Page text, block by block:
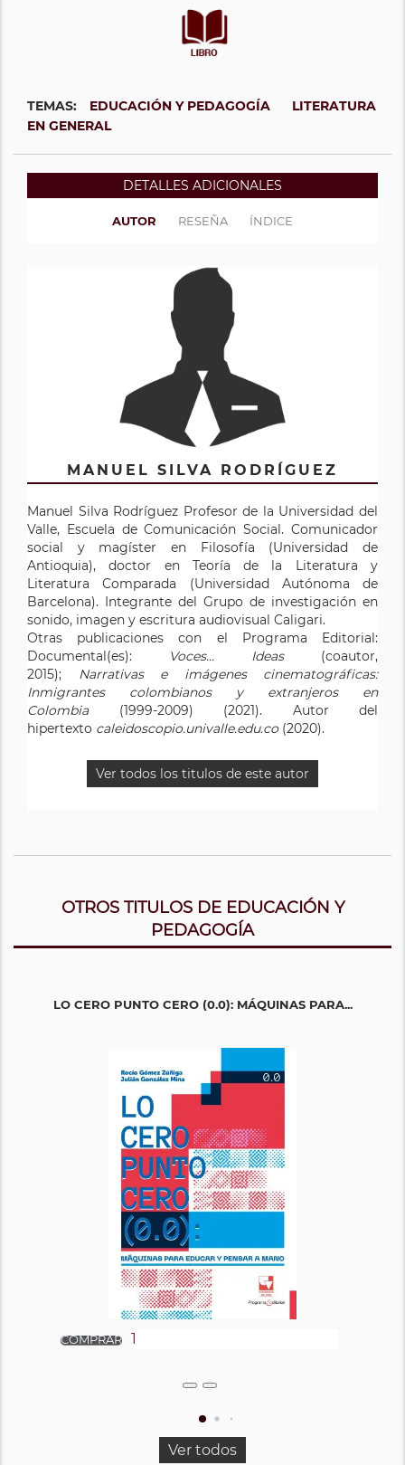
TEMAS: EDUCACIÓN Y PEDAGOGÍA
LITERATURA
EN GENERAL
DETALLES ADICIONALES
AUTOR RESEÑA ÍNDICE
MANUEL SILVA RODRÍGUEZ
Manuel Silva Rodríguez Profesor de la Universidad del
Valle, Escuela de Comunicación Social. Comunicador
social y magíster en Filosofía (Universidad de
Antioquia), doctor en Teoría de la Literatura y
Literatura Comparada (Universidad Autónoma de
Barcelona). Integrante del Grupo de investigación en
sonido, imagen y escritura audiovisual Caligari.
Otras publicaciones con el Programa Editorial:
Documental(es):
Voces… Ideas(coautor,
2015); Narrativas e imágenes cinematográficas:
Inmigrantes colombianos y extranjeros en
Colombia(1999-2009) (2021). Autor del
hipertexto caleidoscopio.univalle.edu.co(2020).
Ver todos los titulos de este autor
OTROS TITULOS DE EDUCACIÓN Y
PEDAGOGÍA
LO CERO PUNTO CERO (0.0): MÁQUINAS PARA...
Ver todos